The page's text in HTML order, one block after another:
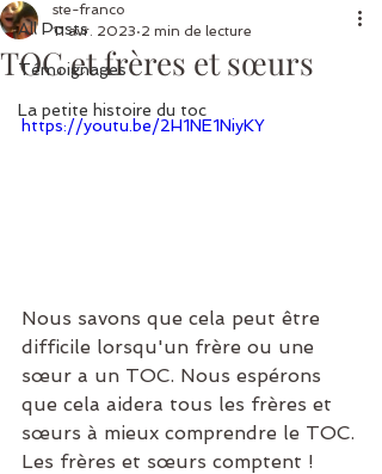
All Posts
Témoignages
La petite histoire du toc
TOC et frères et sœurs
ste-franco
11 avr. 2023 2 min de lecture
https://youtu.be/2H1NE1NiyKY
Nous savons que cela peut être
difficile lorsqu'un frère ou une
sœur a un TOC. Nous espérons
que cela aidera tous les frères et
sœurs à mieux comprendre le TOC.
Les frères et sœurs comptent !